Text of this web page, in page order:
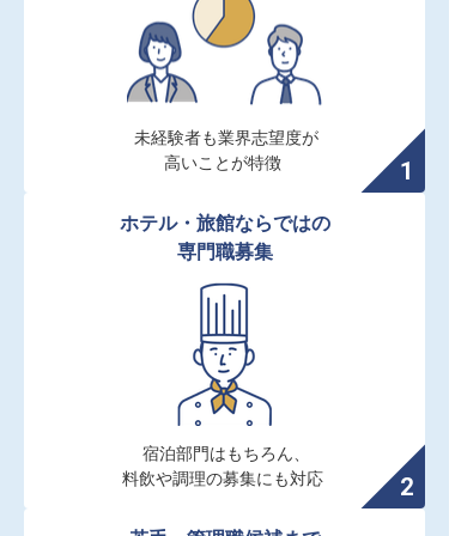
未経験者も業界志望度が
高いことが特徴
ホテル・旅館ならではの
専門職募集
宿泊部門はもちろん、
料飲や調理の募集にも対応